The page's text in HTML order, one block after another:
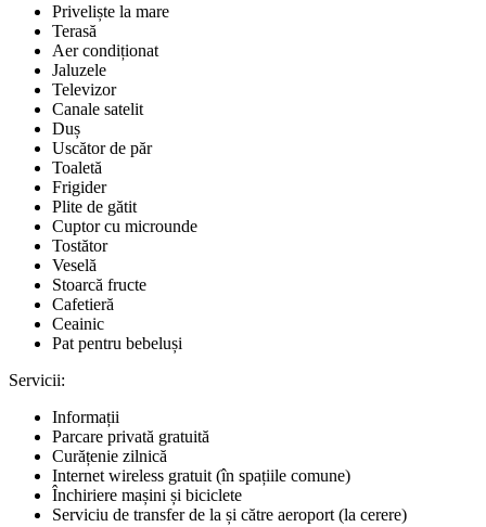
Priveliște la mare
Terasă
Aer condiționat
Jaluzele
Televizor
Canale satelit
Duș
Uscător de păr
Toaletă
Frigider
Plite de gătit
Cuptor cu microunde
Tostător
Veselă
Stoarcă fructe
Cafetieră
Ceainic
Pat pentru bebeluși
Servicii:
Informații
Parcare privată gratuită
Curățenie zilnică
Internet wireless gratuit (în spațiile comune)
Închiriere mașini și biciclete
Serviciu de transfer de la și către aeroport (la cerere)